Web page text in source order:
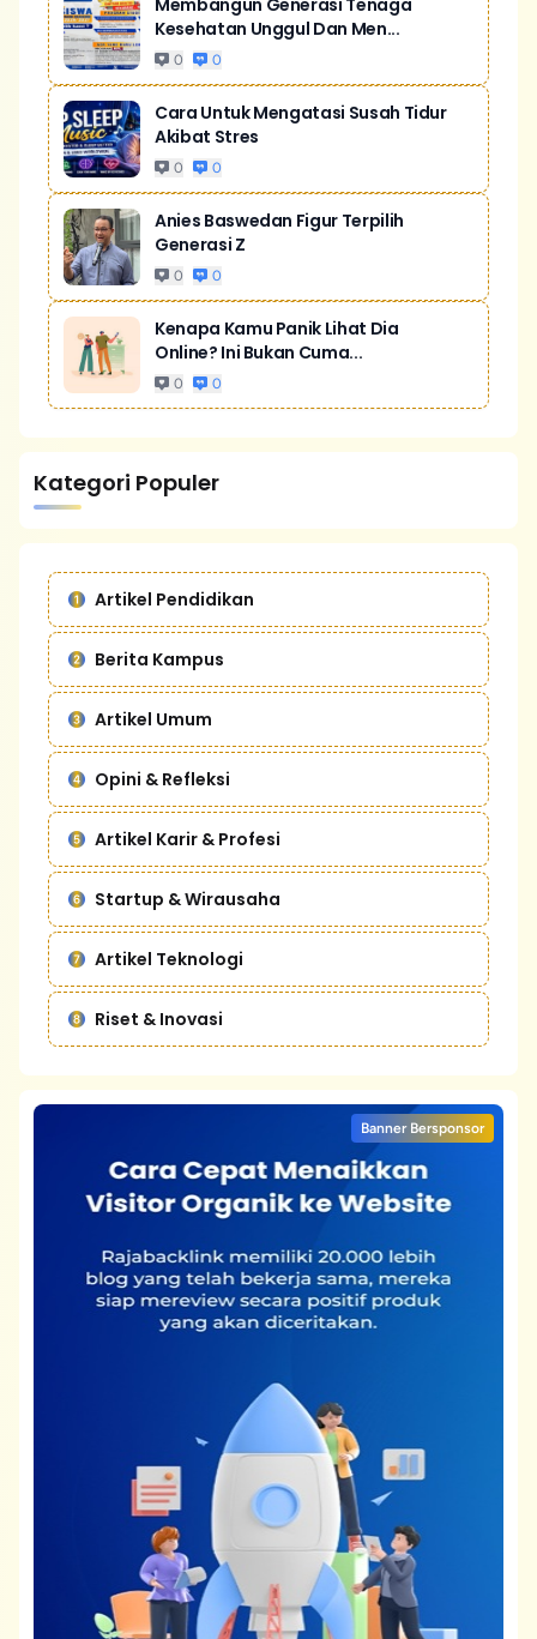
Membangun Generasi Tenaga
Kesehatan Unggul Dan Men...
0 0
Cara Untuk Mengatasi Susah Tidur
Akibat Stres
0 0
Anies Baswedan Figur Terpilih
Generasi Z
0 0
Kenapa Kamu Panik Lihat Dia
Online? Ini Bukan Cuma...
0 0
Kategori Populer
Artikel Pendidikan
Berita Kampus
Artikel Umum
Opini & Refleksi
Artikel Karir & Profesi
Startup & Wirausaha
Artikel Teknologi
Riset & Inovasi
Banner Bersponsor